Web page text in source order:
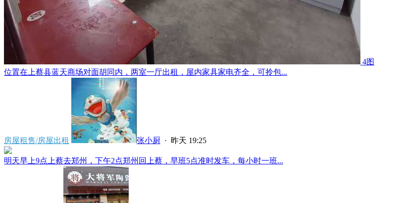
4图
位置在上蔡县蓝天商场对面胡同内，两室一厅出租，屋内家具家电齐全，可拎包...
房屋租售/房屋出租 张小厨 · 昨天 19:25
明天早上9点上蔡去郑州，下午2点郑州回上蔡，早班5点准时发车，每小时一班...